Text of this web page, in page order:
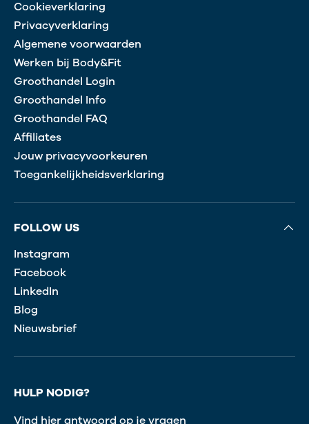
Cookieverklaring
Privacyverklaring
Algemene voorwaarden
Werken bij Body&Fit
Groothandel Login
Groothandel Info
Groothandel FAQ
Affiliates
Jouw privacyvoorkeuren
Toegankelijkheidsverklaring
FOLLOW US
Instagram
Facebook
LinkedIn
Blog
Nieuwsbrief
HULP NODIG?
Vind hier antwoord op je vragen